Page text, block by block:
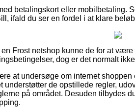
betalingskort eller mobilbetaling.
ifald du ser en fordel i at klare
en Frost netshop kunne de for at
dog er det normalt
at undersøge om internet
understøtter de opstillede regler,
på området. Desuden tilbydes